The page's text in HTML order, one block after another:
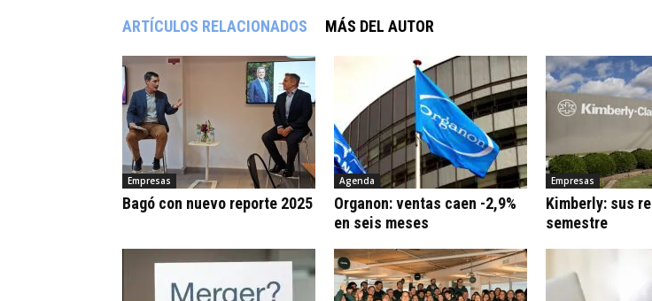
ARTÍCULOS RELACIONADOS MÁS DEL AUTOR
Empresas
Bagó con nuevo reporte 2025
Agenda
Organon: ventas caen -2,9%
en seis meses
Empresas
Kimberly: sus
semestre